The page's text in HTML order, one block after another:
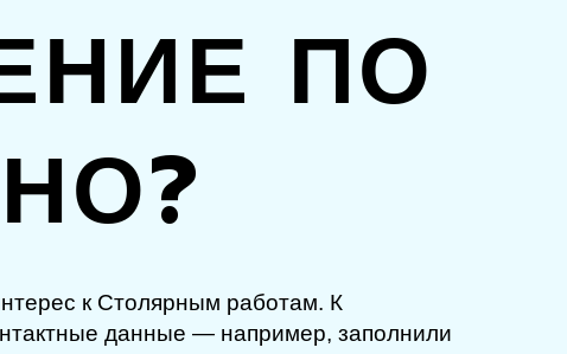
ПО
к Столярным работам. К
данные — например, заполнили